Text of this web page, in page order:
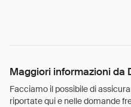
Maggiori informazioni da
Facciamo il possibile di
riportate qui e nelle domande